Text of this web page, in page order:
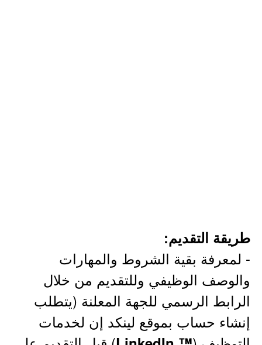
طريقة التقديم:
- لمعرفة بقية الشروط والمهارات
والوصف الوظيفي وللتقديم من خلال
الرابط الرسمي للجهة المعلنة (يتطلب
إنشاء حساب بموقع لينكد إن لخدمات